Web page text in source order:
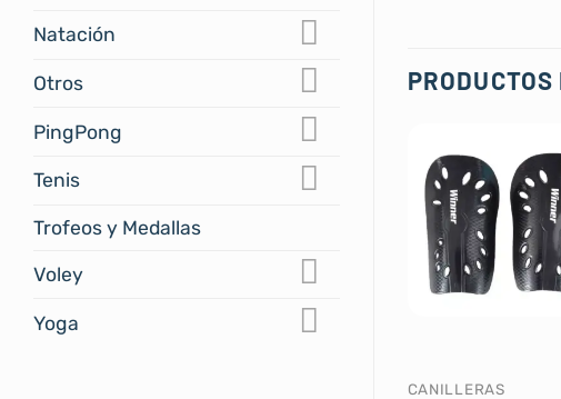
Natación
Otros
PingPong
Tenis
Trofeos y Medallas
Voley
Yoga
CANILLERAS